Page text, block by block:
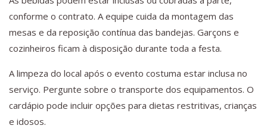
conforme o contrato. A equipe cuida da montagem das
mesas e da reposição contínua das bandejas. Garçons e
cozinheiros ficam à disposição durante toda a festa.
A limpeza do local após o evento costuma estar inclusa no
serviço. Pergunte sobre o transporte dos equipamentos. O
cardápio pode incluir opções para dietas restritivas, crianças
e idosos.